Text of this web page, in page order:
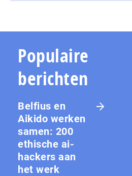
Populaire
berichten
Belfius en
Aikido werken
samen: 200
ethische ai-
hackers aan
het werk